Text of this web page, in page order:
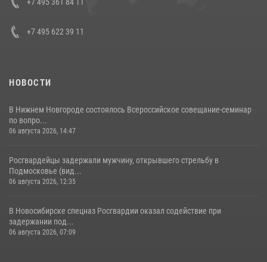
+7 495 622 39 11
НОВОСТИ
В Нижнем Новгороде состоялось Всероссийское совещание-семинар
по вопро...
06 августа 2026, 14:47
Росгвардейцы задержали мужчину, открывшего стрельбу в
Подмосковье (вид...
06 августа 2026, 12:35
В Новосибирске спецназ Росгвардии оказал содействие при
задержании под...
06 августа 2026, 07:09